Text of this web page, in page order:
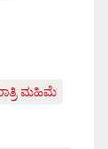
ಮಹಿಮೆ